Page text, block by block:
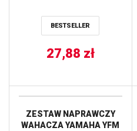
BESTSELLER
27,88 zł
ZESTAW NAPRAWCZY
WAHACZA YAMAHA YFM